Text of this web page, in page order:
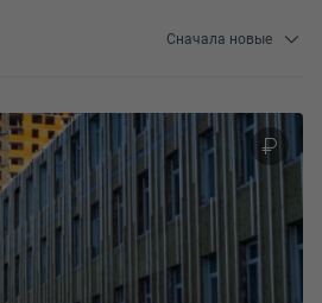
Сначала новые